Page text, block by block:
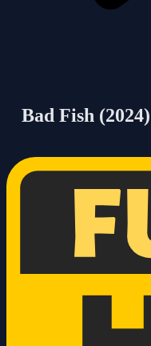
(2024)